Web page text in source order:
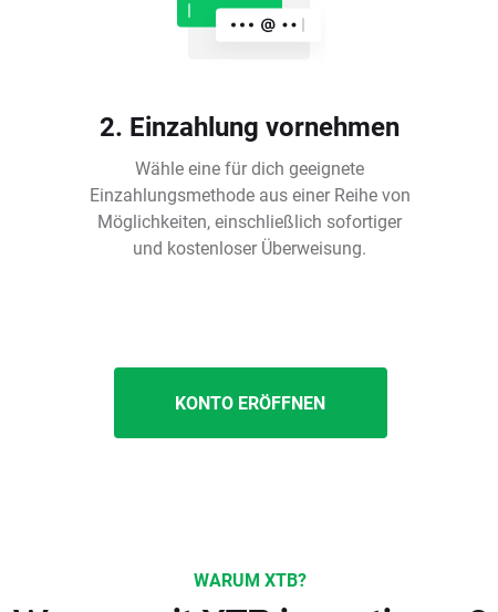
2. Einzahlung vornehmen
Wähle eine für dich geeignete
Einzahlungsmethode aus einer Reihe von
Möglichkeiten, einschließlich sofortiger
und kostenloser Überweisung.
KONTO ERÖFFNEN
WARUM XTB?